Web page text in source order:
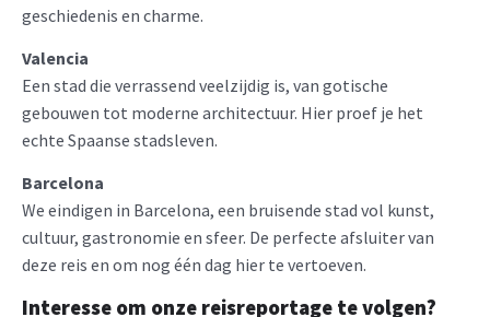
geschiedenis en charme.
Valencia
Een stad die verrassend veelzijdig is, van gotische
gebouwen tot moderne architectuur. Hier proef je het
echte Spaanse stadsleven.
Barcelona
We eindigen in Barcelona, een bruisende stad vol kunst,
cultuur, gastronomie en sfeer. De perfecte afsluiter van
deze reis en om nog één dag hier te vertoeven.
Interesse om onze reisreportage te volgen?